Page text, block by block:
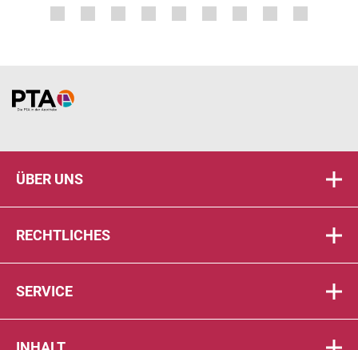
Home
ÜBER UNS
RECHTLICHES
SERVICE